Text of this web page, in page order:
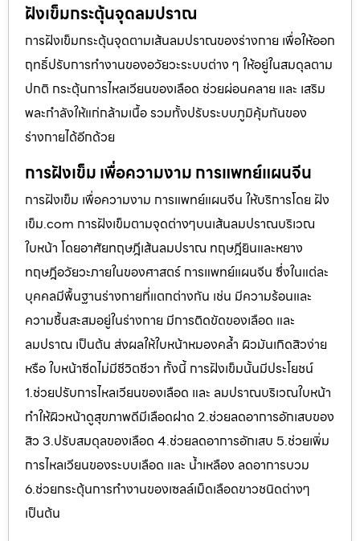
ฝังเข็มกระตุ้นจุดลมปราณ
การฝังเข็มกระตุ้นจุดตามเส้นลมปราณของร่างกาย เพื่อให้ออก
ฤทธิ์ปรับการทำงานของอวัยวะระบบต่าง ๆ ให้อยู่ในสมดุลตาม
ปกติ กระตุ้นการไหลเวียนของเลือด ช่วยผ่อนคลาย และ เสริม
พละกำลังให้แก่กล้ามเนื้อ รวมทั้งปรับระบบภูมิคุ้มกันของ
ร่างกายได้อีกด้วย
การฝังเข็ม เพื่อความงาม การแพทย์แผนจีน
การฝังเข็ม เพื่อความงาม การแพทย์แผนจีน ให้บริการโดย ฝัง
เข็ม.com การฝังเข็มตามจุดต่างๆบนเส้นลมปราณบริเวณ
ใบหน้า โดยอาศัยทฤษฎีเส้นลมปราณ ทฤษฎียินและหยาง
ทฤษฎีอวัยวะภายในของศาสตร์ การแพทย์แผนจีน ซึ่งในแต่ละ
บุคคลมีพื้นฐานร่างกายที่แตกต่างกัน เช่น มีความร้อนและ
ความชื้นสะสมอยู่ในร่างกาย มีการติดขัดของเลือด และ
ลมปราณ เป็นต้น ส่งผลให้ใบหน้าหมองคล้ำ ผิวมันเกิดสิวง่าย
หรือ ใบหน้าซีดไม่มีชีวิตชีวา ทั้งนี้ การฝังเข็มนั้นมีประโยชน์
1.ช่วยปรับการไหลเวียนของเลือด และ ลมปราณบริเวณใบหน้า
ทำให้ผิวหน้าดูสุขภาพดีมีเลือดฝาด 2.ช่วยลดอาการอักเสบของ
สิว 3.ปรับสมดุลของเลือด 4.ช่วยลดอาการอักเสบ 5.ช่วยเพิ่ม
การไหลเวียนของระบบเลือด และ น้ำเหลือง ลดอาการบวม
6.ช่วยกระตุ้นการทำงานของเซลล์เม็ดเลือดขาวชนิดต่างๆ
เป็นต้น